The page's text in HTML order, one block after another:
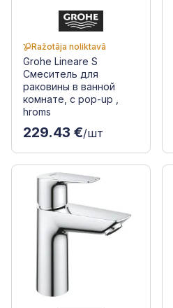
Ražotāja noliktavā
Grohe Lineare S
Смеситель для
раковины в ванной
комнате, с pop-up ,
hroms
229.43 €/шт